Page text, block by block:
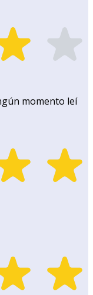
momento leí